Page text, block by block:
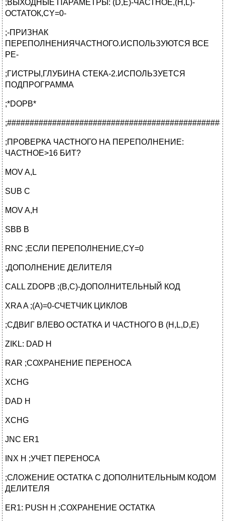
;ВЫХОДНЫЕ ПАРАМЕТРЫ: (D,E)-ЧАСТНОЕ,(H,L)-
ОСТАТОК,CY=0-
;-ПРИЗНАК
ПЕРЕПОЛНЕНИЯЧАСТНОГО.ИСПОЛЬЗУЮТСЯ ВСЕ
РЕ-
;ГИСТРЫ,ГЛУБИНА СТЕКА-2.ИСПОЛЬЗУЕТСЯ
ПОДПРОГРАММА
;*DOPB*
;ПРОВЕРКА ЧАСТНОГО НА ПЕРЕПОЛНЕНИЕ:
ЧАСТНОЕ>16 БИТ?
MOV A,L
SUB C
MOV A,H
SBB B
RNC ;ЕСЛИ ПЕРЕПОЛНЕНИЕ,CY=0
;ДОПОЛНЕНИЕ ДЕЛИТЕЛЯ
CALL ZDOPB ;(B,C)-ДОПОЛНИТЕЛЬНЫЙ КОД
XRA A ;(А)=0-СЧЕТЧИК ЦИКЛОВ
;СДВИГ ВЛЕВО ОСТАТКА И ЧАСТНОГО В (H,L,D,E)
ZIKL: DAD H
RAR ;СОХРАНЕНИЕ ПЕРЕНОСА
XCHG
DAD H
XCHG
JNC ER1
INX H ;УЧЕТ ПЕРЕНОСА
;СЛОЖЕНИЕ ОСТАТКА С ДОПОЛНИТЕЛЬНЫМ КОДОМ
ДЕЛИТЕЛЯ
ER1: PUSH H ;СОХРАНЕНИЕ ОСТАТКА